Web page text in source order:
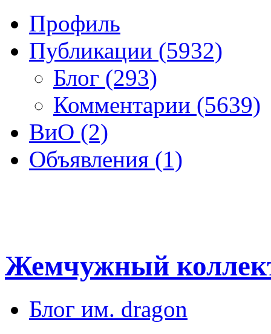
Профиль
Публикации (5932)
Блог (293)
Комментарии (5639)
ВиО (2)
Объявления (1)
Жемчужный
Блог им. dragon